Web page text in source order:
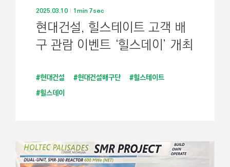
2025.03.10 1min 7sec
현대건설, 힐스테이트 고객 배
구 관람 이벤트 ‘힐스데이’ 개최
#현대건설 #현대건설배구단
#힐스테이트
#힐스데이